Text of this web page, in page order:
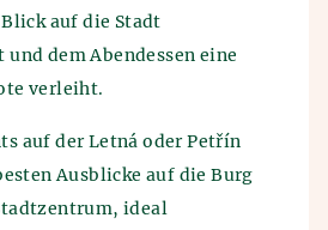
auf die Stadt
dem Abendessen eine
verleiht.
auf der Letná oder Petřín
Ausblicke auf die Burg
ideal